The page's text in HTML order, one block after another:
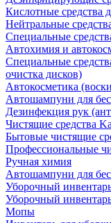
Кислотные средства
Нейтральные
Специальные
Автохимия и
Специальные
очистка дисков)
Автокосметика
Автошампуни для
Дезинфекция рук
Чистящие средства
Бытовые чистящие
Профессиональные
Ручная химия
Автошампуни для
Уборочный
Уборочный
Мопы